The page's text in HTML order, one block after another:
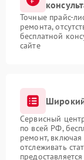
Точные прайс-
ремонта,
бесплатной
сайте
Сервисный
по всей РФ,
ремонт,
отслеживать